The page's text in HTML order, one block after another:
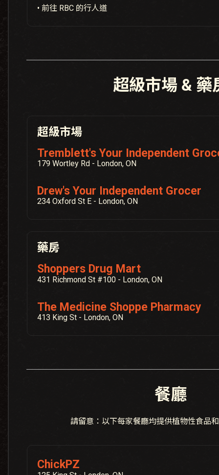
• 前往 RBC 的行人道
超級市場 & 藥
超級市場
Tremblett's Your Independent
179 Wortley Rd - London, ON
Drew's Your Independent Grocer
234 Oxford St E - London, ON
藥房
Shoppers Drug Mart
431 Richmond St #100 - London, ON
The Medicine Shoppe Pharmacy
413 King St - London, ON
餐廳
請留意：以下每家餐廳均提供植物性食品
ChickPZ